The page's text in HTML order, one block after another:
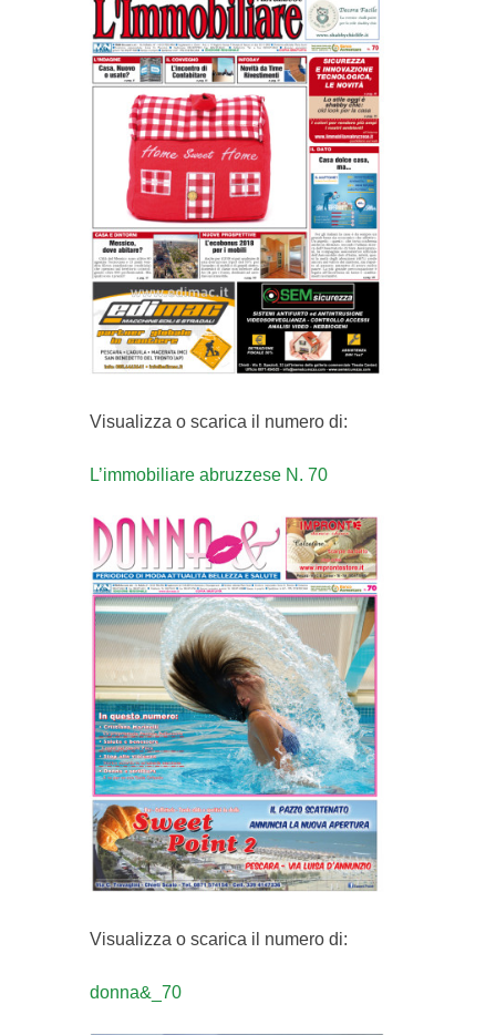
Visualizza o scarica il numero di:
L’immobiliare abruzzese N. 70
Visualizza o scarica il numero di:
donna&_70